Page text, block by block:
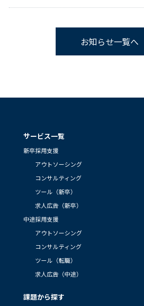
お知らせ一覧へ
サービス一覧
新卒採用支援
アウトソーシング
コンサルティング
ツール（新卒）
求人広告（新卒）
中途採用支援
アウトソーシング
コンサルティング
ツール（転職）
求人広告（中途）
課題から探す